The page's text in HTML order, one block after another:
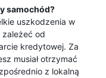
samochód?
uszkodzenia w
zależeć od
kredytowej. Za
musiał otrzymać
z lokalną